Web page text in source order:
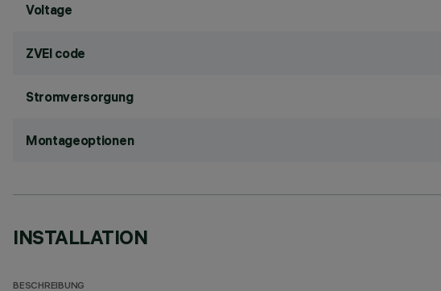
Voltage
ZVEI code
Stromversorgung
Montageoptionen
INSTALLATION
BESCHREIBUNG